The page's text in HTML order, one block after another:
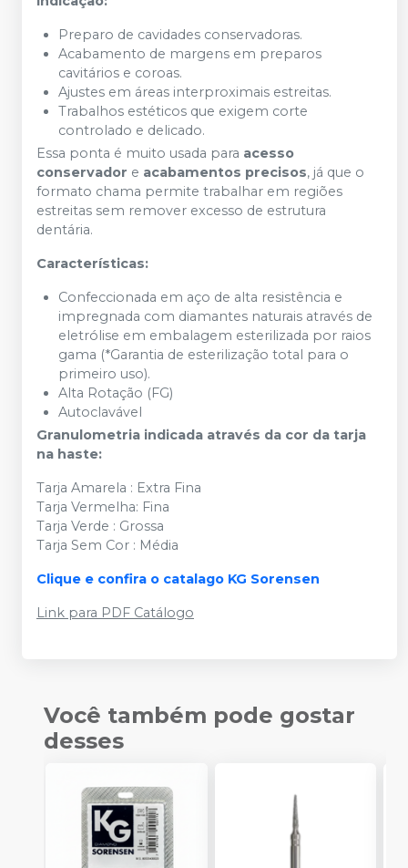
Preparo de cavidades conservadoras.
Acabamento de margens em preparos
cavitários e coroas.
Ajustes em áreas interproximais estreitas.
Trabalhos estéticos que exigem corte
controlado e delicado.
Essa ponta é muito usada para acesso
conservador e acabamentos precisos, já que o
formato chama permite trabalhar em regiões
estreitas sem remover excesso de estrutura
dentária.
Características:
Confeccionada em aço de alta resistência e
impregnada com diamantes naturais através de
eletrólise em embalagem esterilizada por raios
gama (*Garantia de esterilização total para o
primeiro uso).
Alta Rotação (FG)
Autoclavável
Granulometria indicada através da cor da tarja
na haste:
Tarja Amarela : Extra Fina
Tarja Vermelha: Fina
Tarja Verde : Grossa
Tarja Sem Cor : Média
Clique e confira o catalago KG Sorensen
Link para PDF Catálogo
Você também pode gostar
desses